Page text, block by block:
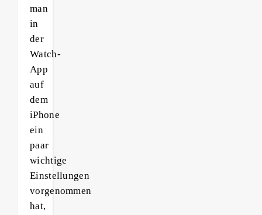
man
in
der
Watch-
App
auf
dem
iPhone
ein
paar
wichtige
Einstellungen
vorgenommen
hat,